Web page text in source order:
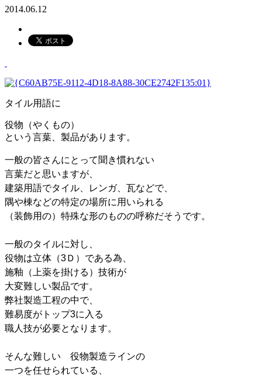
2014.06.12
タイル用語に
役物（やくもの）
という言葉、製品があります。
一般の皆さんにとって聞き慣れない
言葉だと思いますが、
建築用語でタイル、レンガ、瓦などで、
隅や棟などの特定の場所に用いられる
（装飾用の）特殊な形のものの呼称だそうです。
一般のタイルに対し、
役物は立体（3Ｄ）である為、
施釉（上薬を掛ける）技術が
大変難しい製品です。
弊社製造工程の中で、
難易度がトップ3に入る
職人技が必要となります。
そんな難しい 役物製造ラインの
一つを任せられている、